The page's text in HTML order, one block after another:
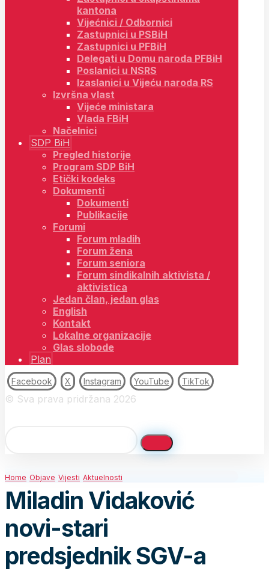
kantona
Vijećnici / Odbornici
Zastupnici u PSBiH
Zastupnici u PFBiH
Delegati u Domu naroda PFBiH
Poslanici u NSRS
Izaslanici u Vijeću naroda RS
Izvršna vlast
Vijeće ministara
Vlada FBiH
Načelnici
SDP BiH
Pregled historije
Program SDP BiH
Etički kodeks
Dokumenti
Dokumenti
Publikacije
Forumi
Forum mladih
Forum žena
Forum seniora
Forum sindikalnih aktivista /
aktivistica
Jedan član, jedan glas
English
Kontakt
Lokalne organizacije
Glas slobode
Plan
Facebook X Instagram YouTube TikTok
© Sva prava pridržana 2026
Home Objave Vijesti Aktuelnosti
Miladin Vidaković
novi-stari
predsjednik SGV-a